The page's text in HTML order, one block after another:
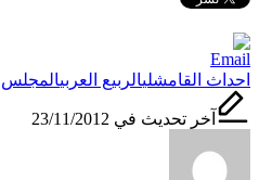
العلامات:
احداث القامشليالربيع العربيالمجلس
آخر تحديث في 23/11/2012